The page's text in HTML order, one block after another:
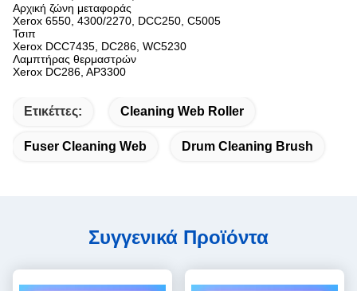
Αρχική ζώνη μεταφοράς
Xerox 6550, 4300/2270, DCC250, C5005
Τσιπ
Xerox DCC7435, DC286, WC5230
Λαμπτήρας θερμαστρών
Xerox DC286, AP3300
Ετικέττες: Cleaning Web Roller
Fuser Cleaning Web Drum Cleaning Brush
Συγγενικά Προϊόντα